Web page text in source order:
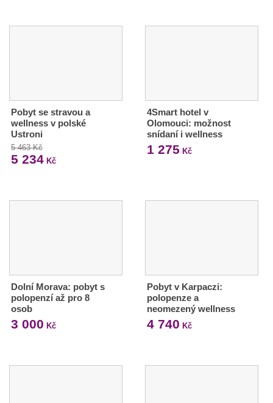
Pobyt se stravou a
wellness v polské
Ustroni
5 463 Kč
5 234 Kč
4Smart hotel v
Olomouci: možnost
snídaní i wellness
1 275 Kč
Dolní Morava: pobyt s
polopenzí až pro 8
osob
3 000 Kč
Pobyt v Karpaczi:
polopenze a
neomezený wellness
4 740 Kč